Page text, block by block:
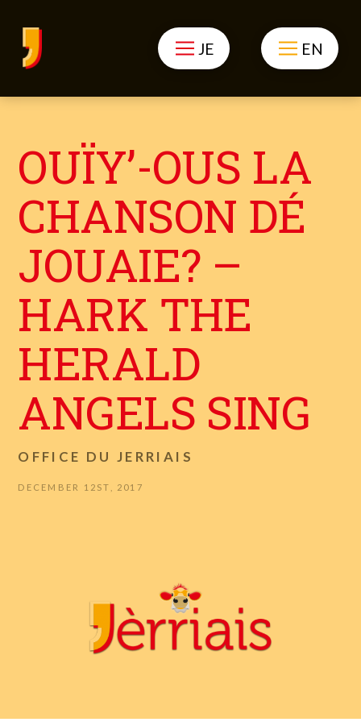
JE EN
OUÏY’-OUS LA
CHANSON DÉ
JOUAIE? –
HARK THE
HERALD
ANGELS SING
OFFICE DU JERRIAIS
DECEMBER 12ST, 2017